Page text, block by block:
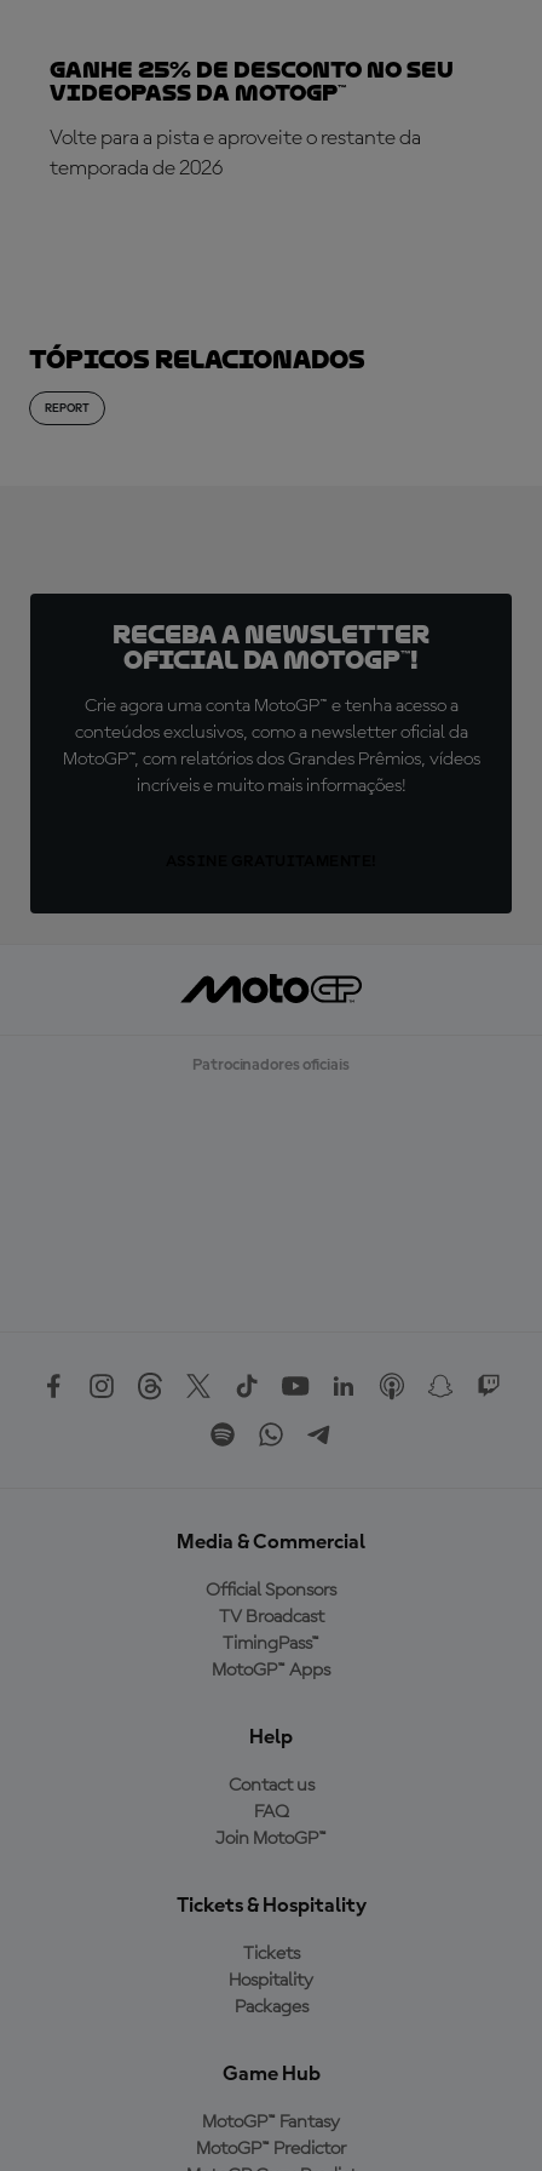
Ganhe 25% de desconto no seu
VideoPass da MotoGP™
Volte para a pista e aproveite o restante da
temporada de 2026
Tópicos relacionados
REPORT
Receba a newsletter
oficial da MotoGP™!
Crie agora uma conta MotoGP™ e tenha acesso a
conteúdos exclusivos, como a newsletter oficial da
MotoGP™, com relatórios dos Grandes Prêmios, vídeos
incríveis e muito mais informações!
Patrocinadores oficiais
Media & Commercial
Official Sponsors
TV Broadcast
TimingPass™
MotoGP™ Apps
Help
Contact us
FAQ
Join MotoGP™
Tickets & Hospitality
Tickets
Hospitality
Packages
Game Hub
MotoGP™ Fantasy
MotoGP™ Predictor